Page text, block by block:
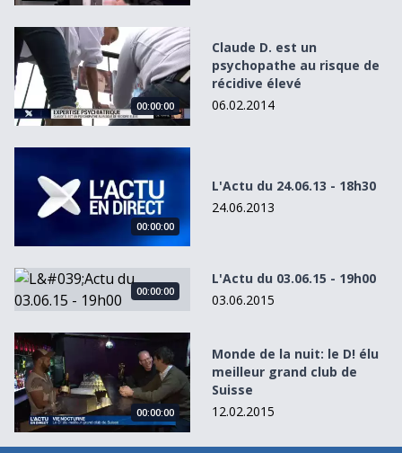
Claude D. est un psychopathe au risque de récidive élevé
00:00:00
Claude D. est un
psychopathe au risque de
récidive élevé
06.02.2014
L&#039;Actu du 24.06.13 - 18h30
00:00:00
L'Actu du 24.06.13 - 18h30
24.06.2013
L&#039;Actu du 03.06.15 - 19h00
00:00:00
L'Actu du 03.06.15 - 19h00
03.06.2015
Monde de la nuit: le D! élu meilleur grand club de Suisse
00:00:00
Monde de la nuit: le D! élu
meilleur grand club de
Suisse
12.02.2015